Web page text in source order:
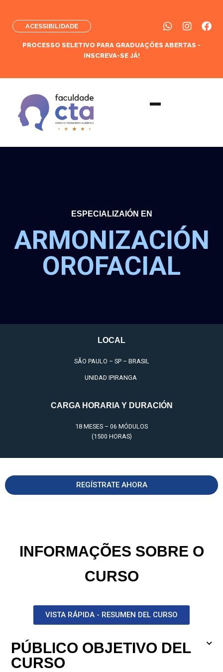
ACESSIBILIDADE
PROCESSO SELETIVO PARA GRADUAÇÕES ABERTAS -
INSCREVA-SE JÁ!
ESPECIALIZAIÓN EN
ARMONIZACIÓN
OROFACIAL
LOCAL
SÃO PAULO – SP – BRASIL
UNIDAD IPIRANGA
CARGA HORARIA Y DURACIÓN
18 MESES – 06 MÓDULOS
(1500 HORAS)
REGÍSTRATE AHORA
INFORMAÇÕES SOBRE O
CURSO
VISTA RÁPIDA - RESUMEN DEL CURSO
PÚBLICO OBJETIVO DEL
CURSO